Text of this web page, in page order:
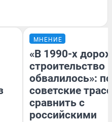
МНЕНИЕ
«В 1990-х
строительство
обвалилось»:
советские
сравнить с
российскими